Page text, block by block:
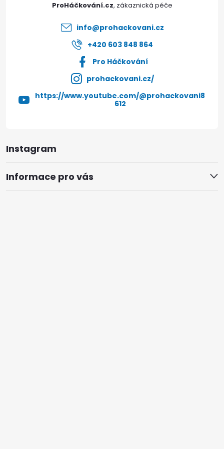
Instagram
Informace pro vás
ProHáčkování.cz
info@prohackovani.cz
+420 603 848 864
Pro Háčkování
prohackovani.cz/
https://www.youtube.com/@prohackovani8
612